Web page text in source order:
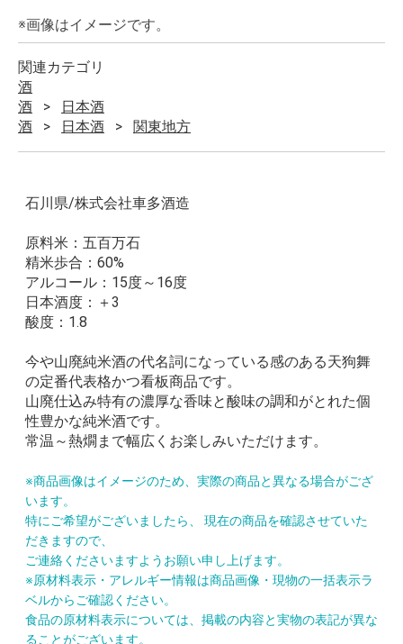
※画像はイメージです。
関連カテゴリ
酒
酒
日本酒
酒
日本酒 関東地方
石川県/株式会社車多酒造
原料米：五百万石
精米歩合：60%
アルコール：15度～16度
日本酒度：＋3
酸度：1.8
今や山廃純米酒の代名詞になっている感のある天狗舞
の定番代表格かつ看板商品です。
山廃仕込み特有の濃厚な香味と酸味の調和がとれた個
性豊かな純米酒です。
常温～熱燗まで幅広くお楽しみいただけます。
※商品画像はイメージのため、実際の商品と異なる場合がござ
います。
特にご希望がございましたら、 現在の商品を確認させていた
だきますので、
ご連絡くださいますようお願い申し上げます。
※原材料表示・アレルギー情報は商品画像・現物の一括表示ラ
ベルからご確認ください。
食品の原材料表示については、掲載の内容と実物の表記が異な
ることがございます。